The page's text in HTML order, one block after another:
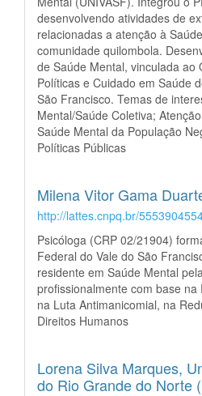
desenvolvendo atividades de
relacionadas a atenção à
comunidade quilombola.
de Saúde Mental, vinculada ao
Políticas e Cuidado em Saúde
São Francisco. Temas de
Mental/Saúde Coletiva;
Saúde Mental da População
Políticas Públicas
Milena Vitor Gama
http://lattes.cnpq.br/
Psicóloga (CRP 02/21904)
Federal do Vale do São
residente em Saúde Mental
profissionalmente com base na
na Luta Antimanicomial, na
Direitos Humanos
Lorena Silva Marques,
do Rio Grande do Norte